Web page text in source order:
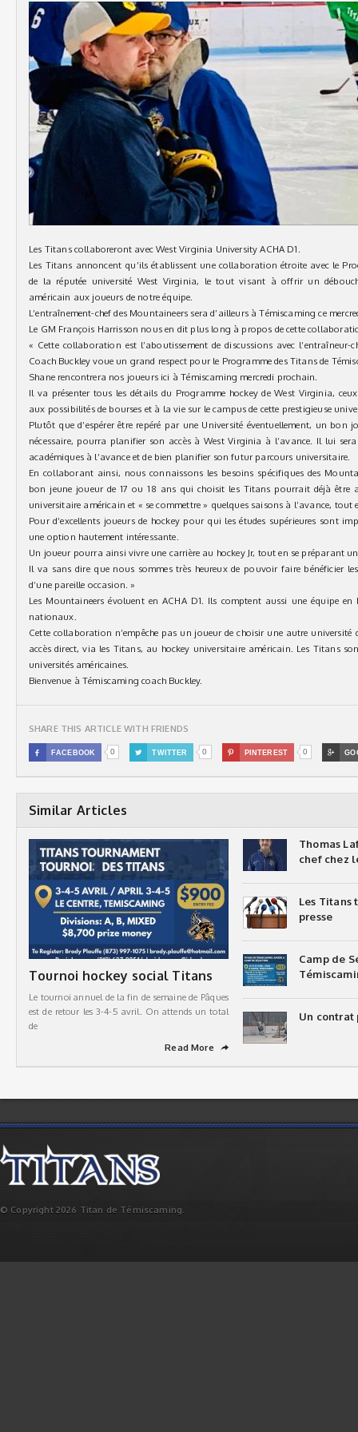
Les Titans collaboreront avec West Virginia University ACHA D1.
Les Titans annoncent qu’ils établissent une collaboration étroite avec le
de la réputée université West Virginia, le tout visant à offrir un
américain aux joueurs de notre équipe.
L’entraînement-chef des Mountaineers sera d’ailleurs à Témiscaming ce
Le GM François Harrisson nous en dit plus long à propos de cette
« Cette collaboration est l’aboutissement de discussions avec l’entraîneur-
Coach Buckley voue un grand respect pour le Programme des Titans de
Shane rencontrera nos joueurs ici à Témiscaming mercredi prochain.
Il va présenter tous les détails du Programme hockey de West Virginia,
aux possibilités de bourses et à la vie sur le campus de cette prestigieuse
Plutôt que d’espérer être repéré par une Université éventuellement, un bon
nécessaire, pourra planifier son accès à West Virginia à l’avance. Il lui
académiques à l’avance et de bien planifier son futur parcours universitaire.
En collaborant ainsi, nous connaissons les besoins spécifiques des
bon jeune joueur de 17 ou 18 ans qui choisit les Titans pourrait déjà être
universitaire américain et « se commettre » quelques saisons à l’avance,
Pour d’excellents joueurs de hockey pour qui les études supérieures sont
une option hautement intéressante.
Un joueur pourra ainsi vivre une carrière au hockey Jr, tout en se préparant
Il va sans dire que nous sommes très heureux de pouvoir faire bénéficier
d’une pareille occasion. »
Les Mountaineers évoluent en ACHA D1. Ils comptent aussi une équipe
nationaux.
Cette collaboration n’empêche pas un joueur de choisir une autre
accès direct, via les Titans, au hockey universitaire américain. Les Titans
universités américaines.
Bienvenue à Témiscaming coach Buckley.
SHARE THIS ARTICLE WITH FRIENDS
 FACEBOOK 0  TWITTER 0  PINTEREST 0 
Similar Articles
Tournoi hockey social Titans
Le tournoi annuel de la fin de semaine de Pâques
est de retour les 3-4-5 avril. On attends un total
de
Read More
➦
Thomas
chef chez
Les Titans
presse
Camp de
Un contrat
© Copyright 2026 Titan de Témiscaming.